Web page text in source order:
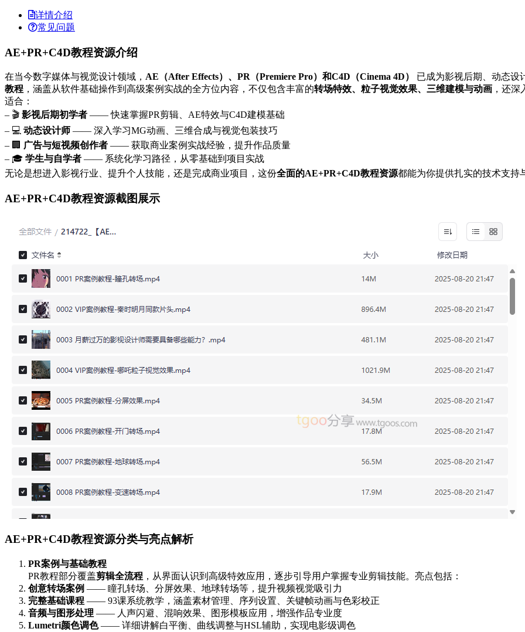
详情介绍
常见问题
AE+PR+C4D教程资源介绍
在当今数字媒体与视觉设计领域， AE（After Effects）、PR（Premiere Pro）和C4D（Cinema 4D） 已成为影视后期、动态设
教程 ，涵盖从软件基础操作到高级案例实战的全方位内容，不仅包含丰富的转场特效、粒子视觉效果、三维建模与动画 ，还深
适合：
– 🎬 影视后期初学者 —— 快速掌握PR剪辑、AE特效与C4D建模基础
– 💻 动态设计师 —— 深入学习MG动画、三维合成与视觉包装技巧
– 🏢 广告与短视频创作者 —— 获取商业案例实战经验，提升作品质量
– 🎓 学生与自学者 —— 系统化学习路径，从零基础到项目实战
无论是想进入影视行业、提升个人技能，还是完成商业项目，这份全面的AE+PR+C4D教程资源都能为你提供扎实的技术支持
AE+PR+C4D教程资源截图展示
AE+PR+C4D教程资源分类与亮点解析
PR案例与基础教程
PR教程部分覆盖剪辑全流程 ，从界面认识到高级特效应用，逐步引导用户掌握专业剪辑技能。亮点包括：
创意转场案例 —— 瞳孔转场、分屏效果、地球转场等，提升视频视觉吸引力
完整基础课程 —— 93课系统教学，涵盖素材管理、序列设置、关键帧动画与色彩校正
音频与图形处理 —— 人声闪避、混响效果、图形模板应用，增强作品专业度
Lumetri颜色调色—— 详细讲解白平衡、曲线调整与HSL辅助，实现电影级调色